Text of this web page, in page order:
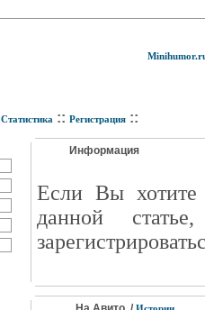
Статистика :: Регистрация ::
Информация
Eсли Вы хотите
данной